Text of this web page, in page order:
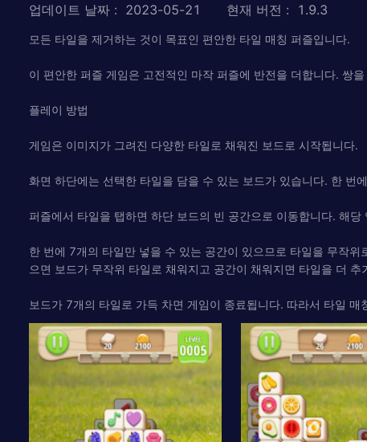
업데이트 날짜 : 2023-05-21 현재 버전 : 1.9.3
모든 타일을 제거하는 것이 목표인 편안한 타일 매칭 퍼즐입니다.
이 편안한 퍼즐 게임은 고전적인 마작 퍼즐에 반전을 더합니다. 쌍
플레이 방법
게임은 이미지가 그려진 다양한 타일로 채워진 보드로 시작됩니다.
화면 하단에는 선택한 타일을 담을 수 있는 보드가 있습니다. 한 번
퍼즐에서 타일을 탭하면 하단 보드의 빈 공간으로 이동합니다. 해
한 번에 7개의 타일만 넣을 수 있는 공간이 있으므로 타일을 무작
으면 보드가 무작위 타일로 채워지고 공간이 채워지면 타일을 더 추
보드가 7개의 타일로 가득 차면 게임이 종료됩니다. 따라서 타일